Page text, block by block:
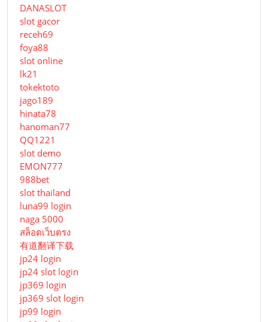
DANASLOT
slot gacor
receh69
foya88
slot online
lk21
tokektoto
jago189
hinata78
hanoman77
QQ1221
slot demo
EMON777
988bet
slot thailand
luna99 login
naga 5000
สล็อตเว็บตรง
有道翻译下载
jp24 login
jp24 slot login
jp369 login
jp369 slot login
jp99 login